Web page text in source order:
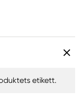
etikett.